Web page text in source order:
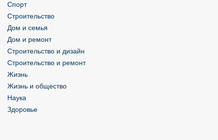
Спорт
Строительство
Дом и семья
Дом и ремонт
Строительство и дизайн
Строительство и ремонт
Жизнь
Жизнь и общество
Наука
Здоровье